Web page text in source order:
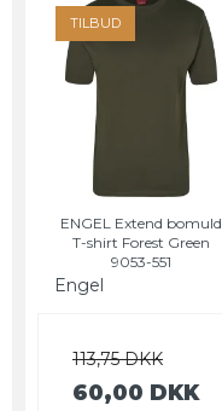
TILBUD
ENGEL Extend bomuld
T-shirt Forest Green
9053-551
Engel
113,75 DKK
60,00 DKK